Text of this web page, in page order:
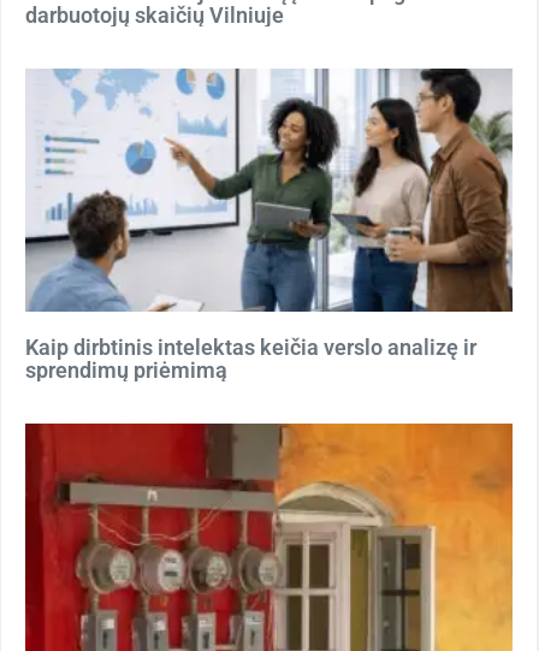
darbuotojų skaičių Vilniuje
Kaip dirbtinis intelektas keičia verslo analizę ir
sprendimų priėmimą